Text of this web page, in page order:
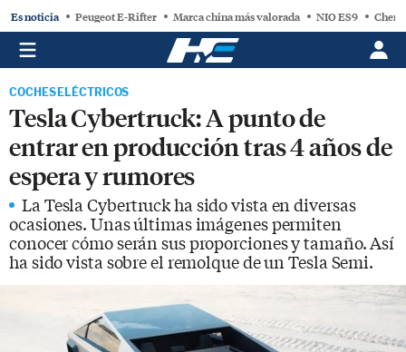
Es noticia Peugeot E-Rifter Marca china más valorada NIO ES9 Chery
COCHES ELÉCTRICOS
Tesla Cybertruck: A punto de
entrar en producción tras 4 años de
espera y rumores
La Tesla Cybertruck ha sido vista en diversas
ocasiones. Unas últimas imágenes permiten
conocer cómo serán sus proporciones y tamaño. Así
ha sido vista sobre el remolque de un Tesla Semi.